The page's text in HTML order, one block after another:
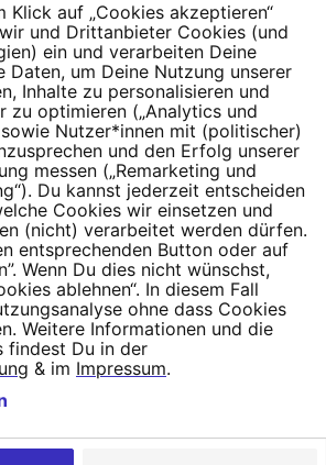
den Unterschied. Schließe Dich 4,5
6‍9‍8‍0 0‍0‍0‍0 0‍0
ImpressumCookie Einstellungen
Klick auf „Cookies akzeptieren“
und Drittanbieter Cookies (und
ein und verarbeiten Deine
Daten, um Deine Nutzung unserer
Inhalte zu personalisieren und
zu optimieren („Analytics und
sowie Nutzer*innen mit (politischer)
und den Erfolg unserer
messen („Remarketing und
Du kannst jederzeit entscheiden
Cookies wir einsetzen und
(nicht) verarbeitet werden dürfen.
entsprechenden Button oder auf
Wenn Du dies nicht wünschst,
ablehnen“. In diesem Fall
ohne dass Cookies
Weitere Informationen und die
findest Du in der
& im Impressum.